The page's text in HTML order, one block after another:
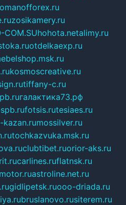
zosikamery.ru
COM.SUhohota.netalimy.ru
otdelkaexp.ru
kosmoscreative.ru
tiffany-c.ru
галактика73.рф
fotsis.rutesiaes.ru
kazan.rumossilver.ru
tochkazvuka.msk.ru
clubtibet.ruorior-aks.ru
carlines.ruflatnsk.ru
astroline.net.ru
gidlipetsk.ruooo-driada.ru
bruslanovo.rusiterem.ru